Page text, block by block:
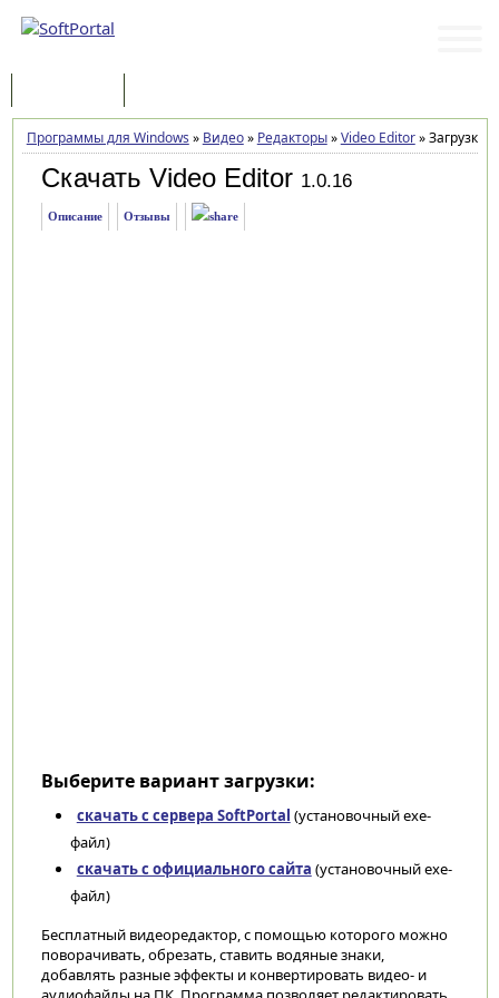
Программы для Windows » Видео» Редакторы»Video Editor»Загрузка
Скачать Video Editor 1.0.16
Описание Отзывы
Выберите вариант загрузки:
скачать с сервера SoftPortal (установочный exe-
файл)
скачать с официального сайта (установочный exe-
файл)
Бесплатный видеоредактор, с помощью которого можно
поворачивать, обрезать, ставить водяные знаки,
добавлять разные эффекты и конвертировать видео- и